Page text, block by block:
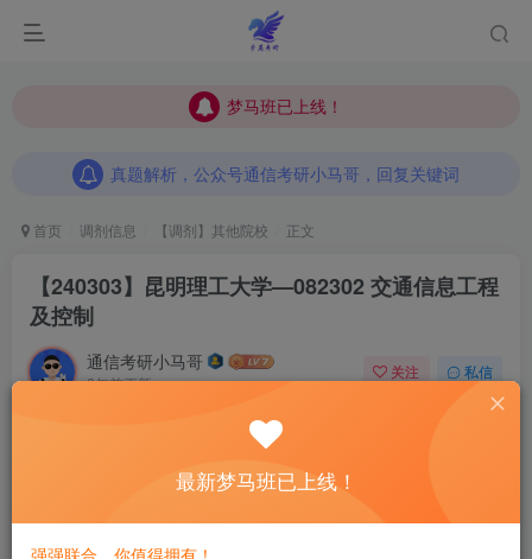
梦马班已上线！
梦马班已上线！
真题解析，公众号通信考研小马哥，回复关键词
真题解析，公众号通信考研小马哥，回复关键词
首页 调剂信息 【调剂】其他院校 正文
【240303】昆明理工大学—082302 交通信息工程
及控制
通信考研小马哥
2年前更新
关注 私信
好把握调剂系统开放前这段时间。事在人为！
为大家收集最新最全的调剂信息。
最新梦马班已上线！
强强联合，你值得拥有！